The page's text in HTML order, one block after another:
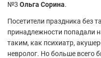
№3 Ольга Сорина.
Посетители праздника без
принадлежности попадали
таким, как психиатр,
невролог. Но больше всего